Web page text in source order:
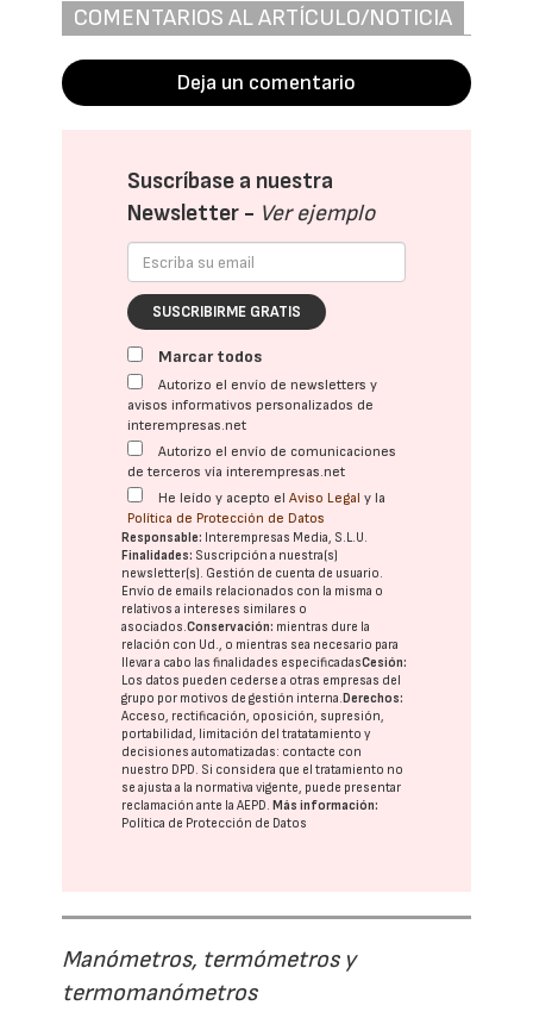
COMENTARIOS AL ARTÍCULO/NOTICIA
Deja un comentario
Suscríbase a nuestra
Newsletter - Ver ejemplo
SUSCRIBIRME GRATIS
Marcar todos
Autorizo el envío de newsletters y
avisos informativos personalizados de
interempresas.net
Autorizo el envío de comunicaciones
de terceros vía interempresas.net
He leído y acepto elAviso Legal y la
Política de Protección de Datos
Responsable: Interempresas Media, S.L.U.
Finalidades: Suscripción a nuestra(s)
newsletter(s). Gestión de cuenta de usuario.
Envío de emails relacionados con la misma o
relativos a intereses similares o
asociados.Conservación: mientras dure la
relación con Ud., o mientras sea necesario para
llevar a cabo las finalidades especificadasCesión:
Los datos pueden cederse a otras empresas del
grupo por motivos de gestión interna. Derechos:
Acceso, rectificación, oposición, supresión,
portabilidad, limitación del tratatamiento y
decisiones automatizadas: contacte con
nuestro DPD. Si considera que el tratamiento no
se ajusta a la normativa vigente, puede presentar
reclamación ante laAEPD. Más información:
Política de Protección de Datos
Manómetros, termómetros y
termomanómetros